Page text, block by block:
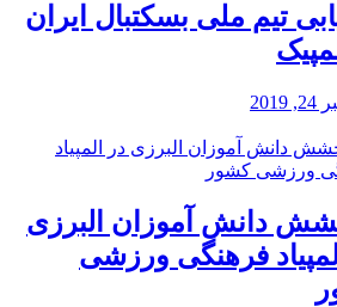
تیم ملی بسکتبال ایران
دانش آموزان البرزی
فرهنگی ورزشی